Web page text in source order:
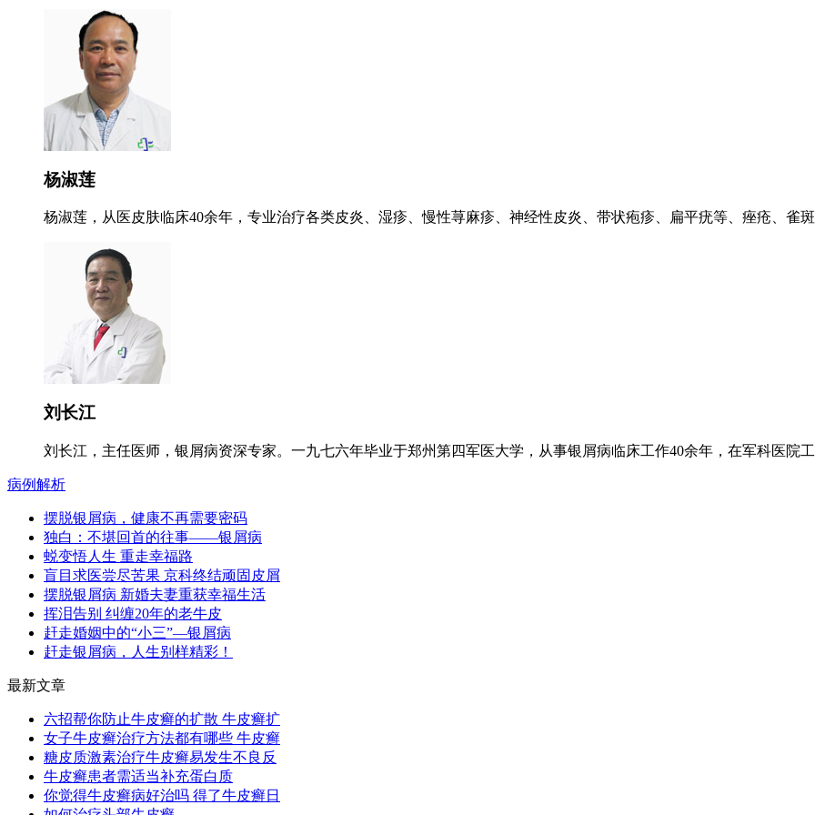
杨淑莲
杨淑莲，从医皮肤临床40余年，专业治疗各类皮炎、湿疹、慢性荨麻疹、神经性皮炎、带状疱疹、扁平疣等、痤疮、雀
刘长江
刘长江，主任医师，银屑病资深专家。一九七六年毕业于郑州第四军医大学，从事银屑病临床工作40余年，在军科医院
病例解析
摆脱银屑病，健康不再需要密码
独白：不堪回首的往事——银屑病
蜕变悟人生 重走幸福路
盲目求医尝尽苦果 京科终结顽固皮屑
摆脱银屑病 新婚夫妻重获幸福生活
挥泪告别 纠缠20年的老牛皮
赶走婚姻中的“小三”—银屑病
赶走银屑病，人生别样精彩！
最新文章
六招帮你防止牛皮癣的扩散 牛皮癣扩
女子牛皮癣治疗方法都有哪些 牛皮癣
糖皮质激素治疗牛皮癣易发生不良反
牛皮癣患者需适当补充蛋白质
你觉得牛皮癣病好治吗 得了牛皮癣日